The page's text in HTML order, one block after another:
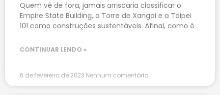
Quem vê de fora, jamais arriscaria classificar o
Empire State Building, a Torre de Xangai e a Taipei
101 como construções sustentáveis. Afinal, como é
CONTINUAR LENDO »
6 de fevereiro de 2023 Nenhum comentário